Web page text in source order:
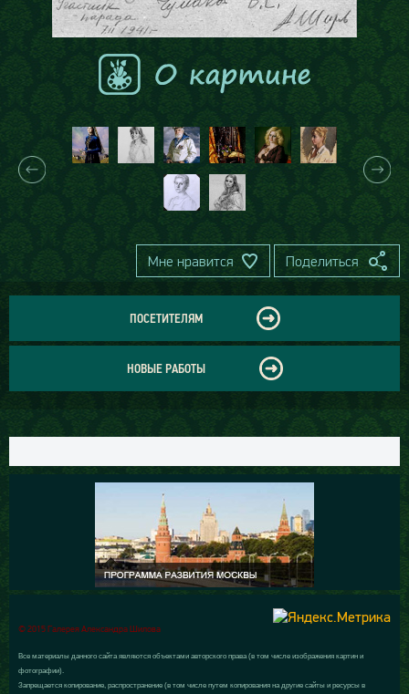
Мне нравится Поделиться
ПОСЕТИТЕЛЯМ
НОВЫЕ РАБОТЫ
© 2015 Галерея Александра Шилова
Все материалы данного сайта являются объектами авторского права (в том числе изображения картин и
фотографии).
Запрещается копирование, распространение (в том числе путем копирования на другие сайты и ресурсы в